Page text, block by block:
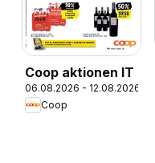
Coop aktionen IT
06.08.2026 - 12.08.2026
Coop